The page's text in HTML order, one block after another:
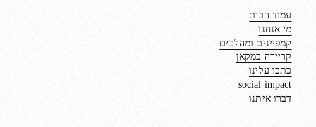
עמוד הבית
מי אנחנו
קמפיינים ומהלכים
קריירה במקאן
כתבו עלינו
social impact
דברו איתנו